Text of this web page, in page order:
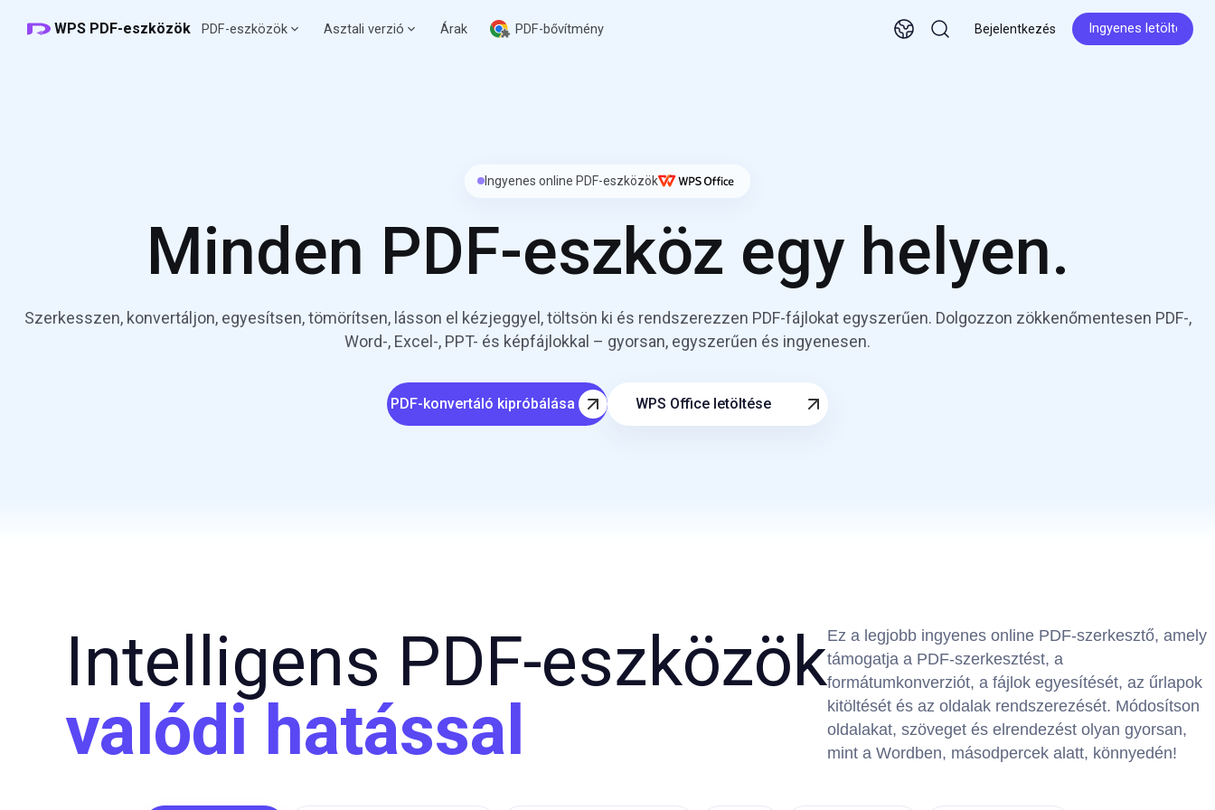
Ingyenes online PDF-eszközök
Minden PDF-eszköz egy helyen.
Szerkesszen, konvertáljon, egyesítsen, tömörítsen, lásson el kézjeggyel, töltsön ki és rendszerezzen PDF-fájlokat egyszerűen. Dolgozzon zökkenőmentesen PDF-,
Word-, Excel-, PPT- és képfájlokkal – gyorsan, egyszerűen és ingyenesen.
PDF-konvertáló kipróbálása
PDF-konvertáló kipróbálása
WPS Office letöltése
WPS Office letöltése
Intelligens PDF-eszközök
valódi hatással
Ez a legjobb ingyenes online PDF-szerkesztő, amely
támogatja a PDF-szerkesztést, a
formátumkonverziót, a fájlok egyesítését, az űrlapok
kitöltését és az oldalak rendszerezését. Módosítson
oldalakat, szöveget és elrendezést olyan gyorsan,
mint a Wordben, másodpercek alatt, könnyedén!
WPS PDF-eszközök PDF-eszközök Asztali verzió Árak PDF-bővítmény Bejelentkezés
Ingyenes letöltés
Ingyenes letöltés